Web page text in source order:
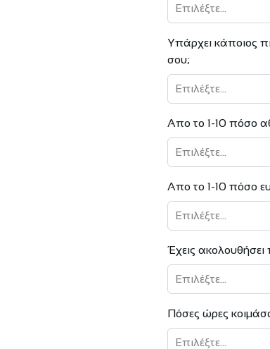
Επιλέξτε...
Υπάρχει κάποιος
σου;
Επιλέξτε...
Απο το 1-10 πόσο
Επιλέξτε...
Απο το 1-10 πόσο
Επιλέξτε...
Έχεις
Επιλέξτε...
Πόσες ώρες
Επιλέξτε...